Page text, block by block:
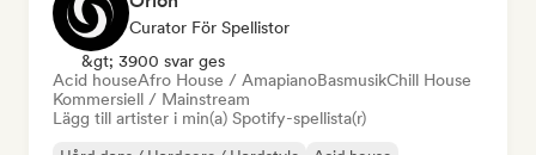
Curator För Spellistor
&gt; 3900 svar ges
Acid houseAfro House / AmapianoBasmusikChill House
Kommersiell / Mainstream
Lägg till artister i min(a) Spotify-spellista(r)